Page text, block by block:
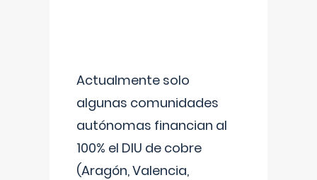
Actualmente solo
algunas comunidades
autónomas financian al
100% el DIU de cobre
(Aragón, Valencia,